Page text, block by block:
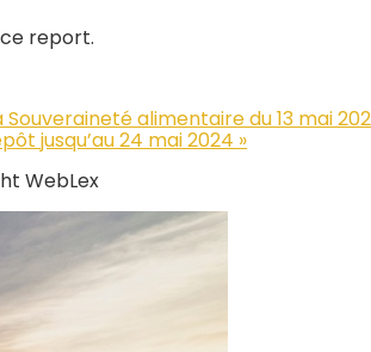
report.
alimentaire du 13 mai
jusqu’au 24 mai 2024 »
WebLex